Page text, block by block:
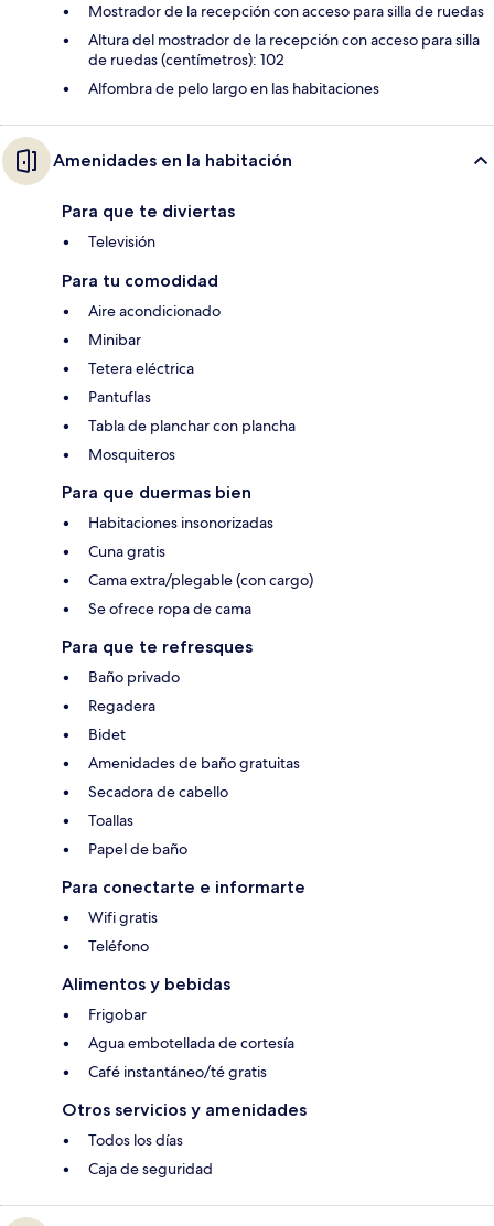
Mostrador de la recepción con acceso para silla de ruedas
Altura del mostrador de la recepción con acceso para silla
de ruedas (centímetros): 102
Alfombra de pelo largo en las habitaciones
Amenidades en la habitación
Para que te diviertas
Televisión
Para tu comodidad
Aire acondicionado
Minibar
Tetera eléctrica
Pantuflas
Tabla de planchar con plancha
Mosquiteros
Para que duermas bien
Habitaciones insonorizadas
Cuna gratis
Cama extra/plegable (con cargo)
Se ofrece ropa de cama
Para que te refresques
Baño privado
Regadera
Bidet
Amenidades de baño gratuitas
Secadora de cabello
Toallas
Papel de baño
Para conectarte e informarte
Wifi gratis
Teléfono
Alimentos y bebidas
Frigobar
Agua embotellada de cortesía
Café instantáneo/té gratis
Otros servicios y amenidades
Todos los días
Caja de seguridad